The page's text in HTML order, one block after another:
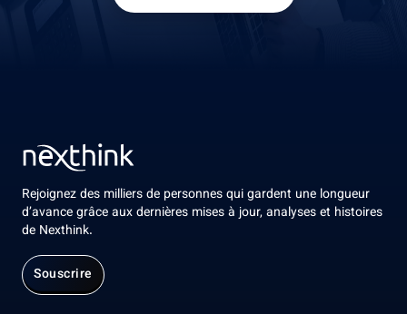
Planifier une démo
Rejoignez des milliers de personnes qui gardent une longueur
d’avance grâce aux dernières mises à jour, analyses et histoires
de Nexthink.
Souscrire